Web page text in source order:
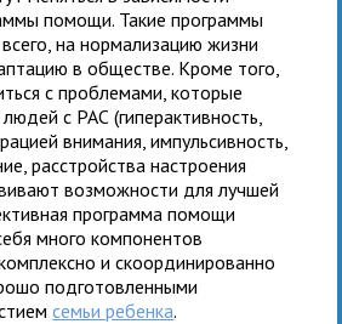
помощи. Такие программы
на нормализацию жизни
в обществе. Кроме того,
с проблемами, которые
с РАС (гиперактивность,
внимания, импульсивность,
расстройства настроения
возможности для лучшей
программа помощи
много компонентов
и скоординированно
подготовленными
семьи ребенка.